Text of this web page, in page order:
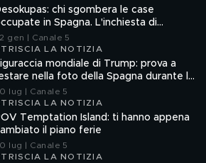
chi sgombera le case
in Spagna. L'inchiesta di
Mazza
gen | Canale 5
LA NOTIZIA
mondiale di Trump: prova a
nella foto della Spagna durante la
lug | Canale 5
LA NOTIZIA
Temptation Island: ti hanno appena
il piano ferie
lug | Canale 5
LA NOTIZIA